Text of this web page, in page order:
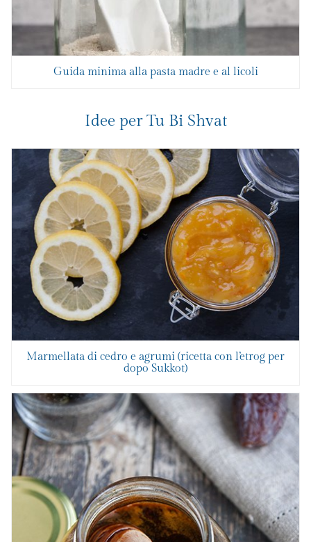
Guida minima alla pasta madre e al licoli
Idee per Tu Bi Shvat
Marmellata di cedro e agrumi (ricetta con l’etrog per
dopo Sukkot)